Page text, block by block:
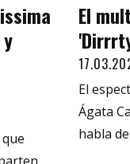
El
El
Ágata
habla